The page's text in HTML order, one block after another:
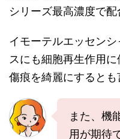
シリーズ最高濃度で配
イモーテルエッセン
スにも細胞再生作用
傷痕を綺麗にするとも
また、機
用が期待